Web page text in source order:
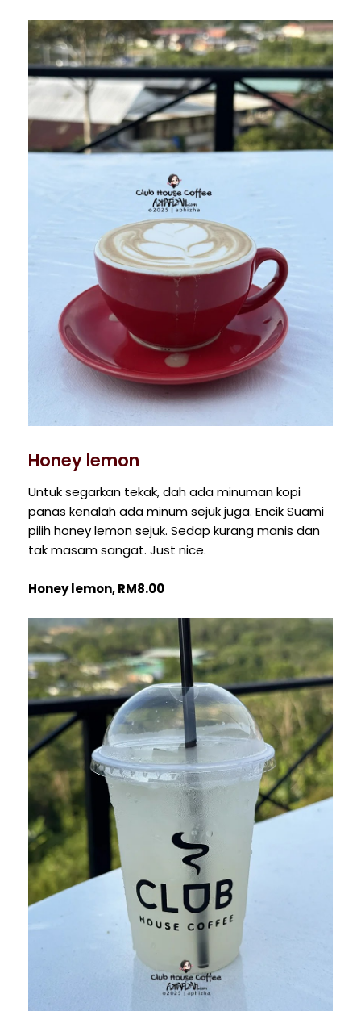
Honey lemon
Untuk segarkan tekak, dah ada minuman kopi
panas kenalah ada minum sejuk juga. Encik Suami
pilih honey lemon sejuk. Sedap kurang manis dan
tak masam sangat. Just nice.
Honey lemon, RM8.00